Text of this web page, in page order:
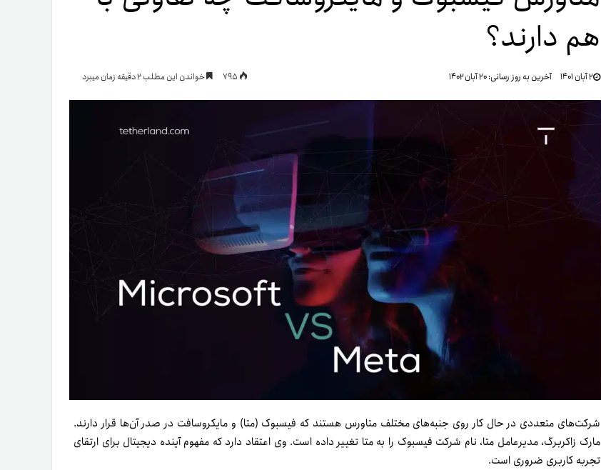
هم دارند؟
۲ آبان ۱۴۰۱ آخرین به روز رسانی:۲۰ آبان ۱۴۰۲ خواندن این مطلب 2 دقیقه زمان میبرد
شرکت‌های متعددی در حال کار روی جنبه‌های مختلف متاورس هستند که فیسبوک (متا) و مایکروسافت در صدر آن‌ها قرار دارند.
مارک زاکربرگ، مدیرعامل متا، نام شرکت فیسبوک را به متا تغییر داده است. وی اعتقاد دارد که مفهوم آینده دیجیتال برای ارتقای
تجربه کاربری ضروری است.